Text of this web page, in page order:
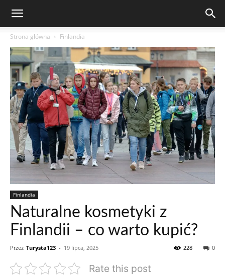
Strona główna Finlandia
Finlandia
Naturalne kosmetyki z
Finlandii – co warto kupić?
Przez Turysta123 - 19 lipca, 2025 0
228
Rate this post